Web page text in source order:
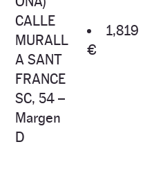
CALLE
MURALL
A SANT
FRANCE
SC, 54 –
Margen
D
1,819
€